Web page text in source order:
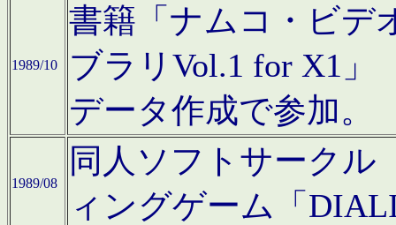
1989/10
書籍「ナムコ・ビデ
ブラリVol.1 for X1」
データ作成で参加。
1989/08
同人ソフトサークル
ィングゲーム「